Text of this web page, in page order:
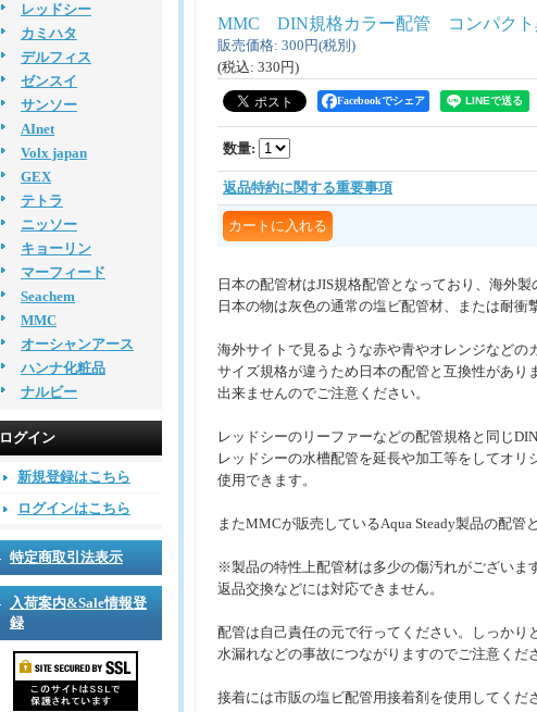
レッドシー
カミハタ
デルフィス
ゼンスイ
サンソー
AInet
Volx japan
GEX
テトラ
ニッソー
キョーリン
マーフィード
Seachem
MMC
オーシャンアース
ハンナ化粧品
ナルビー
ログイン
新規登録はこちら
ログインはこちら
特定商取引法表示
入荷案内&Sale情報登
録
MMC DIN規格カラー配管 コンパク
販売価格: 300円(税別)
(税込: 330円)
Facebookでシェア
数量:
返品特約に関する重要事項
日本の配管材はJIS規格配管となっており、海外製
日本の物は灰色の通常の塩ビ配管材、または耐衝
海外サイトで見るような赤や青やオレンジなどの
サイズ規格が違うため日本の配管と互換性があり
出来ませんのでご注意ください。
レッドシーのリーファーなどの配管規格と同じ
レッドシーの水槽配管を延長や加工等をしてオリ
使用できます。
またMMCが販売しているAqua Steady製品の配管
※製品の特性上配管材は多少の傷汚れがございます
返品交換などには対応できません。
配管は自己責任の元で行ってください。しっかり
水漏れなどの事故につながりますのでご注意くだ
接着には市販の塩ビ配管用接着剤を使用してくだ